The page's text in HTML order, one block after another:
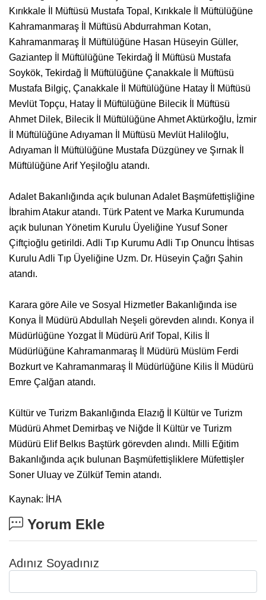
Kırıkkale İl Müftüsü Mustafa Topal, Kırıkkale İl Müftülüğüne
Kahramanmaraş İl Müftüsü Abdurrahman Kotan,
Kahramanmaraş İl Müftülüğüne Hasan Hüseyin Güller,
Gaziantep İl Müftülüğüne Tekirdağ İl Müftüsü Mustafa
Soykök, Tekirdağ İl Müftülüğüne Çanakkale İl Müftüsü
Mustafa Bilgiç, Çanakkale İl Müftülüğüne Hatay İl Müftüsü
Mevlüt Topçu, Hatay İl Müftülüğüne Bilecik İl Müftüsü
Ahmet Dilek, Bilecik İl Müftülüğüne Ahmet Aktürkoğlu, İzmir
İl Müftülüğüne Adıyaman İl Müftüsü Mevlüt Haliloğlu,
Adıyaman İl Müftülüğüne Mustafa Düzgüney ve Şırnak İl
Müftülüğüne Arif Yeşiloğlu atandı.
Adalet Bakanlığında açık bulunan Adalet Başmüfettişliğine
İbrahim Atakur atandı. Türk Patent ve Marka Kurumunda
açık bulunan Yönetim Kurulu Üyeliğine Yusuf Soner
Çiftçioğlu getirildi. Adli Tıp Kurumu Adli Tıp Onuncu İhtisas
Kurulu Adli Tıp Üyeliğine Uzm. Dr. Hüseyin Çağrı Şahin
atandı.
Karara göre Aile ve Sosyal Hizmetler Bakanlığında ise
Konya İl Müdürü Abdullah Neşeli görevden alındı. Konya il
Müdürlüğüne Yozgat İl Müdürü Arif Topal, Kilis İl
Müdürlüğüne Kahramanmaraş İl Müdürü Müslüm Ferdi
Bozkurt ve Kahramanmaraş İl Müdürlüğüne Kilis İl Müdürü
Emre Çalğan atandı.
Kültür ve Turizm Bakanlığında Elazığ İl Kültür ve Turizm
Müdürü Ahmet Demirbaş ve Niğde İl Kültür ve Turizm
Müdürü Elif Belkıs Baştürk görevden alındı. Milli Eğitim
Bakanlığında açık bulunan Başmüfettişliklere Müfettişler
Soner Uluay ve Zülküf Temin atandı.
Kaynak: İHA
Yorum Ekle
Adınız Soyadınız